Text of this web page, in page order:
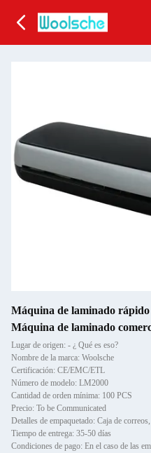
Máquina de laminado
Máquina de laminado
Lugar de origen: - ¿ Qué es eso?
Nombre de la marca: Woolsche
Certificación: CE/EMC/ETL
Número de modelo: LM2000
Cantidad de orden mínima: 100 PCS
Precio: To be Communicated
Detalles de empaquetado: Caja de
Tiempo de entrega: 35-50 días
Condiciones de pago: En el caso de las